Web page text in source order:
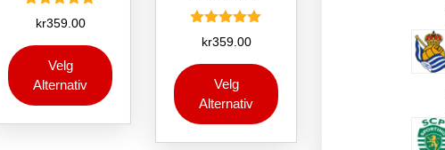
Vurdert
5.00
av 5
kr359.00
Velg
Alternativ
produktet
har
varianter.
Alternativene
Vurdert
5.00
av 5
kr359.00
Velg
Alternativ
produktet
har
varianter.